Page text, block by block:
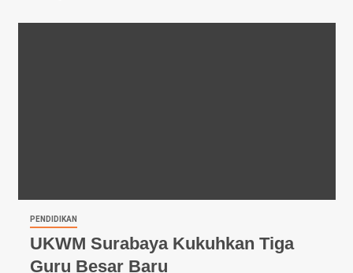
PENDIDIKAN
UKWM Surabaya Kukuhkan Tiga
Guru Besar Baru